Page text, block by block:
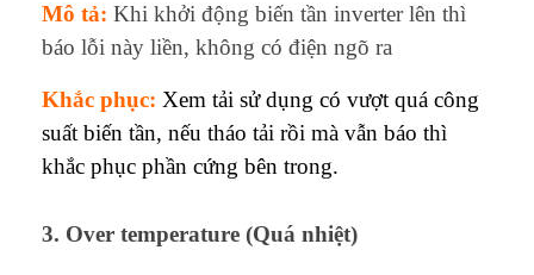
Mô tả: Khi khởi động biến tần inverter lên thì
báo lỗi này liền, không có điện ngõ ra
Khắc phục: Xem tải sử dụng có vượt quá công
suất biến tần, nếu tháo tải rồi mà vẫn báo thì
khắc phục phần cứng bên trong.
3. Over temperature (Quá nhiệt)